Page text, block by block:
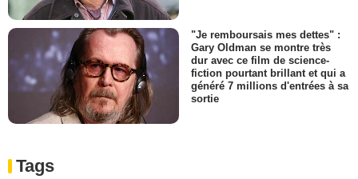
"Je remboursais mes dettes" :
Gary Oldman se montre très
dur avec ce film de science-
fiction pourtant brillant et qui a
généré 7 millions d'entrées à sa
sortie
Tags